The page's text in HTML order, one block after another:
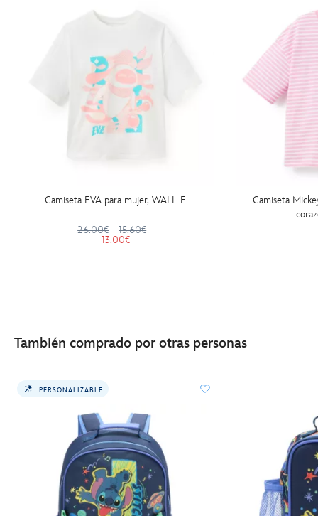
Camiseta EVA para mujer, WALL-E
26.00€
15.60€
13.00€
Camiseta
También comprado por otras personas
PERSONALIZABLE